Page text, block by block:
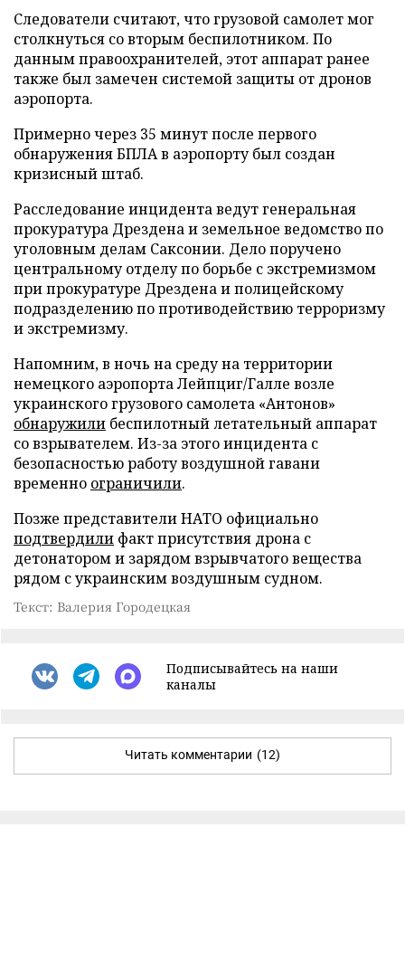
Следователи считают, что грузовой самолет мог
столкнуться со вторым беспилотником. По
данным правоохранителей, этот аппарат ранее
также был замечен системой защиты от дронов
аэропорта.
Примерно через 35 минут после первого
обнаружения БПЛА в аэропорту был создан
кризисный штаб.
Расследование инцидента ведут генеральная
прокуратура Дрездена и земельное ведомство по
уголовным делам Саксонии. Дело поручено
центральному отделу по борьбе с экстремизмом
при прокуратуре Дрездена и полицейскому
подразделению по противодействию терроризму
и экстремизму.
Напомним, в ночь на среду на территории
немецкого аэропорта Лейпциг/Галле возле
украинского грузового самолета «Антонов»
обнаружили беспилотный летательный аппарат
со взрывателем. Из-за этого инцидента с
безопасностью работу воздушной гавани
временно ограничили.
Позже представители НАТО официально
подтвердили факт присутствия дрона с
детонатором и зарядом взрывчатого вещества
рядом с украинским воздушным судном.
Текст: Валерия Городецкая
Подписывайтесь на наши
каналы
Читать комментарии (12)